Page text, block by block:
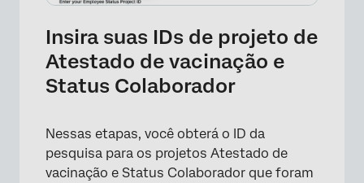
Insira suas IDs de projeto de
Atestado de vacinação e
Status Colaborador
Nessas etapas, você obterá o ID da
pesquisa para os projetos Atestado de
vacinação e Status Colaborador que foram